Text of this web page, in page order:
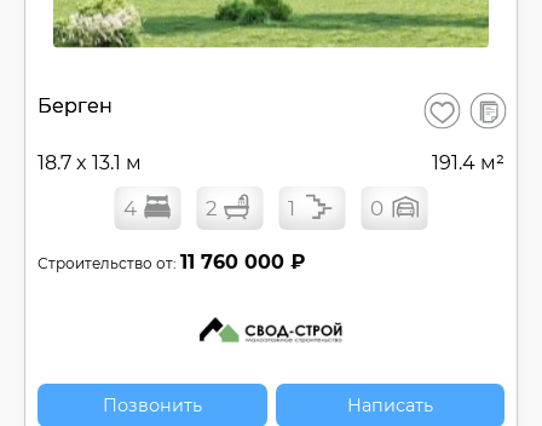
Берген Сохранить
В
18.7 x 13.1 м 191.4 м²
4 2 1 0
Строительство от: 11 760 000 ₽
Позвонить Написать